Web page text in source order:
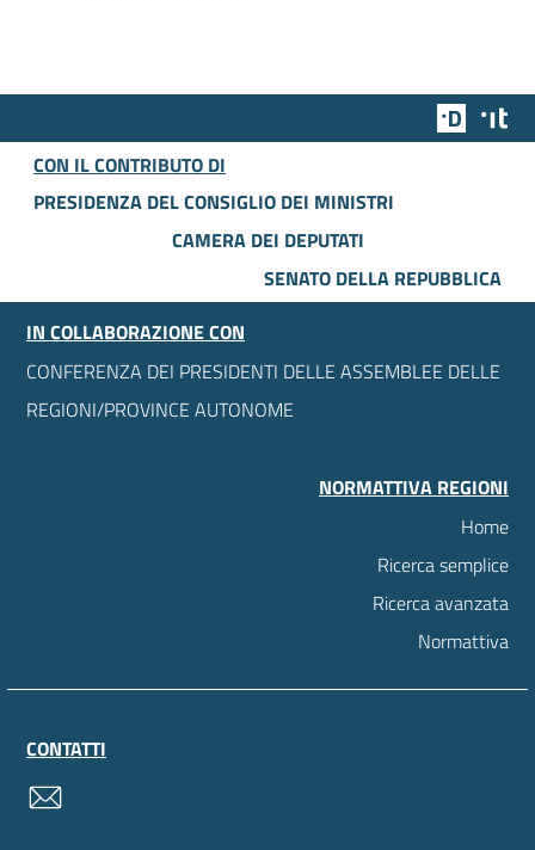
Team
CON IL CONTRIBUTO DI
PRESIDENZA DEL CONSIGLIO DEI MINISTRI
CAMERA DEI DEPUTATI
SENATO DELLA REPUBBLICA
IN COLLABORAZIONE CON
CONFERENZA DEI PRESIDENTI DELLE ASSEMBLEE DELLE
REGIONI/PROVINCE AUTONOME
NORMATTIVA REGIONI
Home
Ricerca semplice
Ricerca avanzata
Normattiva
CONTATTI